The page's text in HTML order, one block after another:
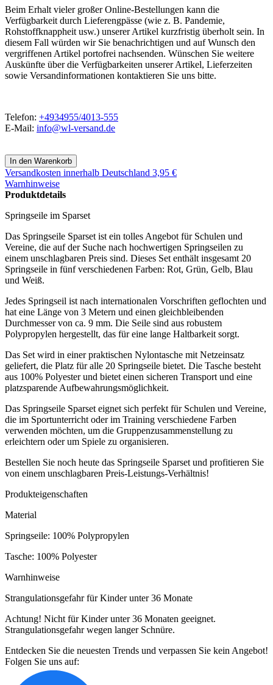
Beim Erhalt vieler großer Online-Bestellungen kann die
Verfügbarkeit durch Lieferengpässe (wie z. B. Pandemie,
Rohstoffknappheit usw.) unserer Artikel kurzfristig überholt sein. In
diesem Fall würden wir Sie benachrichtigen und auf Wunsch den
vergriffenen Artikel portofrei nachsenden. Wünschen Sie weitere
Auskünfte über die Verfügbarkeiten unserer Artikel, Lieferzeiten
sowie Versandinformationen kontaktieren Sie uns bitte.
Telefon: +4934955/4013-555
E-Mail: info@wl-versand.de
Versandkosten innerhalb Deutschland 3,95 €
Warnhinweise
Produktdetails
Springseile im Sparset
Das Springseile Sparset ist ein tolles Angebot für Schulen und
Vereine, die auf der Suche nach hochwertigen Springseilen zu
einem unschlagbaren Preis sind. Dieses Set enthält insgesamt 20
Springseile in fünf verschiedenen Farben: Rot, Grün, Gelb, Blau
und Weiß.
Jedes Springseil ist nach internationalen Vorschriften geflochten und
hat eine Länge von 3 Metern und einen gleichbleibenden
Durchmesser von ca. 9 mm. Die Seile sind aus robustem
Polypropylen hergestellt, das für eine lange Haltbarkeit sorgt.
Das Set wird in einer praktischen Nylontasche mit Netzeinsatz
geliefert, die Platz für alle 20 Springseile bietet. Die Tasche besteht
aus 100% Polyester und bietet einen sicheren Transport und eine
platzsparende Aufbewahrungsmöglichkeit.
Das Springseile Sparset eignet sich perfekt für Schulen und Vereine,
die im Sportunterricht oder im Training verschiedene Farben
verwenden möchten, um die Gruppenzusammenstellung zu
erleichtern oder um Spiele zu organisieren.
Bestellen Sie noch heute das Springseile Sparset und profitieren Sie
von einem unschlagbaren Preis-Leistungs-Verhältnis!
Produkteigenschaften
Material
Springseile: 100% Polypropylen
Tasche: 100% Polyester
Warnhinweise
Strangulationsgefahr für Kinder unter 36 Monate
Achtung! Nicht für Kinder unter 36 Monaten geeignet.
Strangulationsgefahr wegen langer Schnüre.
Entdecken Sie die neuesten Trends und verpassen Sie kein Angebot!
Folgen Sie uns auf: